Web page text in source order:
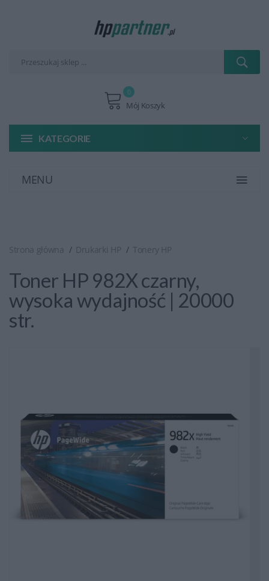
Mój Koszyk
0
KATEGORIE
MENU
Strona główna Drukarki HP Tonery HP
Toner HP 982X czarny,
wysoka wydajność | 20000
str.